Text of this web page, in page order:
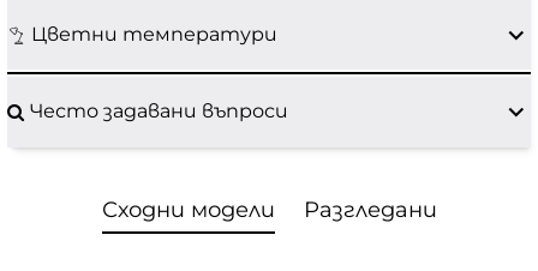
Цветни температури
Често задавани въпроси
Сходни модели Разгледани